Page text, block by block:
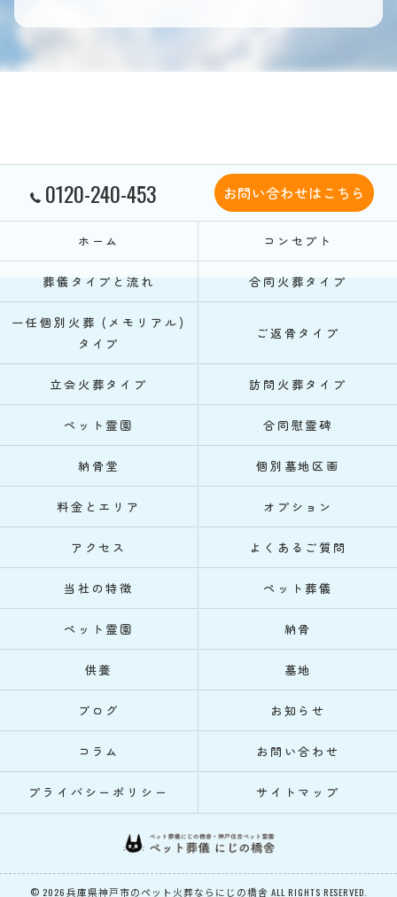
0120-240-453 お問い合わせはこちら
ホーム コンセプト
葬儀タイプと流れ 合同火葬タイプ
一任個別火葬 (メモリアル)
タイプ
ご返骨タイプ
立会火葬タイプ 訪問火葬タイプ
ペット霊園 合同慰霊碑
納骨堂 個別墓地区画
料金とエリア オプション
アクセス よくあるご質問
当社の特徴 ペット葬儀
ペット霊園 納骨
供養 墓地
ブログ お知らせ
コラム お問い合わせ
プライバシーポリシー サイトマップ
© 2026 兵庫県神戸市のペット火葬ならにじの橋舎 ALL RIGHTS RESERVED.